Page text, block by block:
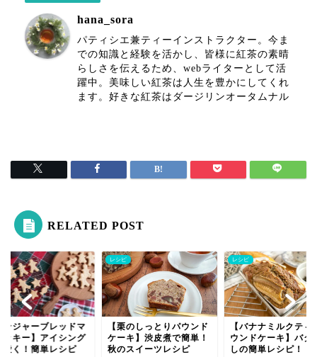
hana_sora
パティシエ兼ティーインストラクター。今ま
での知識と経験を活かし、皆様に紅茶の素晴
らしさを伝えるため、webライターとして活
躍中。美味しい紅茶は人生を豊かにしてくれ
ます。好きな紅茶はダージリンオータムナル
RELATED POST
のしっとりパウンド
キ】渋皮煮で簡単！
スイーツレシピ
レシピ
【バナナミルクティーパ
ウンドケーキ】バターな
しの簡単レシピ！
レシピ
【ジンジャーブレッ
ンクッキー】アイシ
で可愛く！簡単レシ